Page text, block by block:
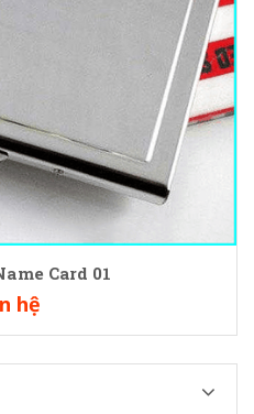
Card 01
hệ